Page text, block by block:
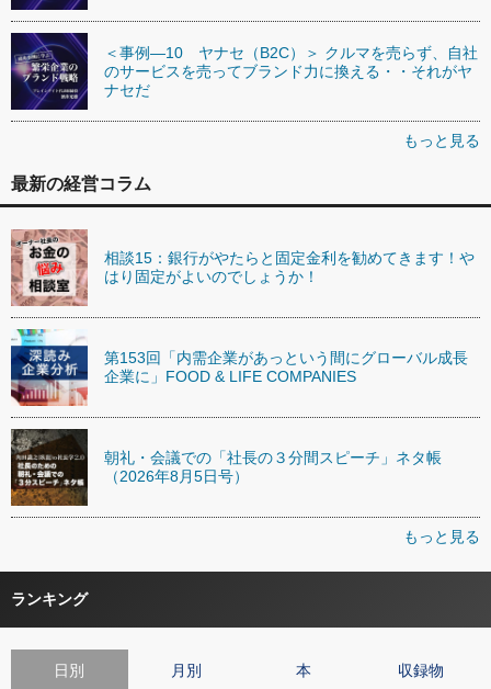
＜事例―10 ヤナセ（B2C）＞ クルマを売らず、自社
のサービスを売ってブランド力に換える・・それがヤ
ナセだ
もっと見る
最新の経営コラム
相談15：銀行がやたらと固定金利を勧めてきます！や
はり固定がよいのでしょうか！
第153回「内需企業があっという間にグローバル成長
企業に」FOOD & LIFE COMPANIES
朝礼・会議での「社長の３分間スピーチ」ネタ帳
（2026年8月5日号）
もっと見る
ランキング
日別 月別 本 収録物